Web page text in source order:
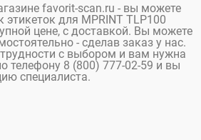
favorit-scan.ru - вы можете
этикеток для MPRINT TLP100
цене, с доставкой. Вы можете
- сделав заказ у нас.
с выбором и вам нужна
телефону 8 (800) 777-02-59 и вы
специалиста.